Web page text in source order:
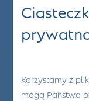
Korzystamy z
mogą Państwo